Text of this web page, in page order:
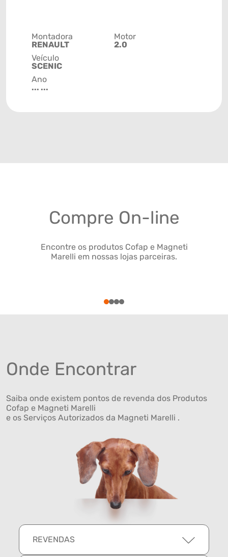
Montadora
RENAULT
Veículo
SCENIC
Ano
... ...
Motor
2.0
Compre On-line
Encontre os produtos Cofap e Magneti
Marelli em nossas lojas parceiras.
1234
Onde Encontrar
Saiba onde existem pontos de revenda dos Produtos
Cofap e Magneti Marelli
e os Serviços Autorizados da Magneti Marelli .
REVENDAS